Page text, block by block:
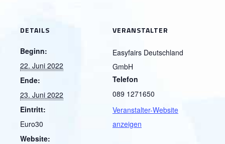
DETAILS
Beginn:
22. Juni 2022
Ende:
23. Juni 2022
Eintritt:
Euro30
Website:
VERANSTALTER
Easyfairs Deutschland
GmbH
Telefon
089 1271650
Veranstalter-Website
anzeigen